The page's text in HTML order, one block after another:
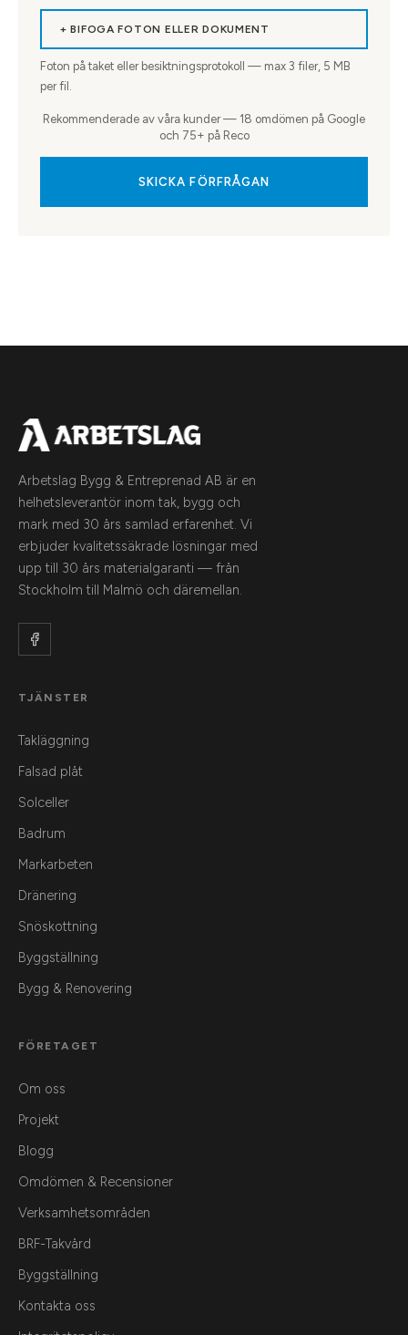
+ BIFOGA FOTON ELLER DOKUMENT
Foton på taket eller besiktningsprotokoll — max 3 filer, 5 MB
per fil.
Rekommenderade av våra kunder — 18 omdömen på Google
och 75+ på Reco
SKICKA FÖRFRÅGAN
Arbetslag Bygg & Entreprenad AB är en
helhetsleverantör inom tak, bygg och
mark med 30 års samlad erfarenhet. Vi
erbjuder kvalitetssäkrade lösningar med
upp till 30 års materialgaranti — från
Stockholm till Malmö och däremellan.
TJÄNSTER
Takläggning
Falsad plåt
Solceller
Badrum
Markarbeten
Dränering
Snöskottning
Byggställning
Bygg & Renovering
FÖRETAGET
Om oss
Projekt
Blogg
Omdömen & Recensioner
Verksamhetsområden
BRF-Takvård
Byggställning
Kontakta oss